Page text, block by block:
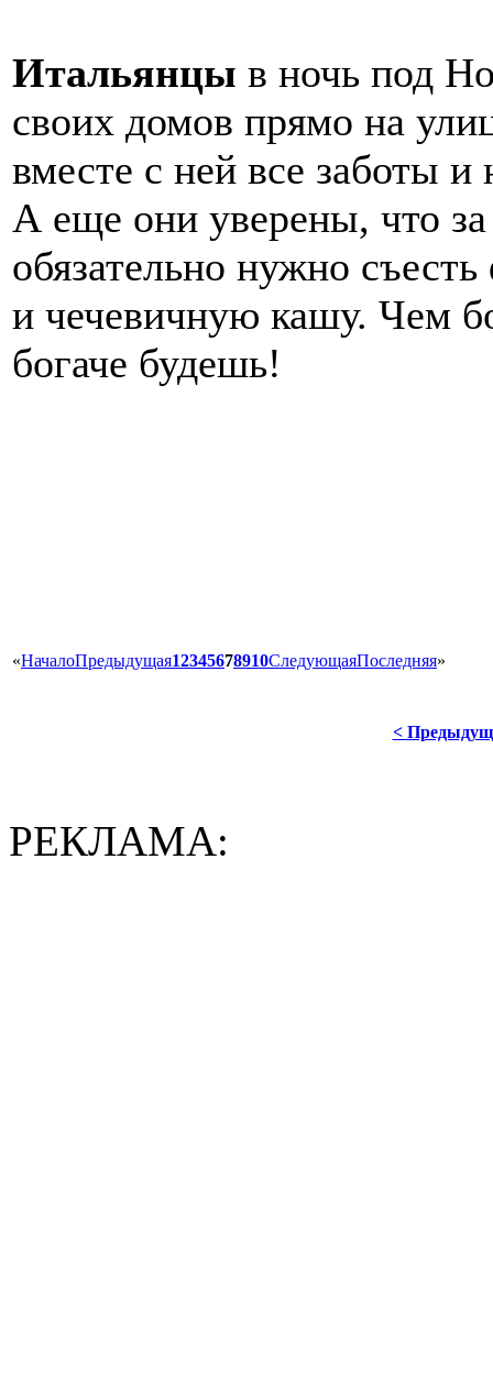
Итальянцы в ночь под
своих домов прямо на
вместе с ней все заботы и
А еще они уверены, что
обязательно нужно
и чечевичную кашу. Чем
богаче будешь!
«НачалоПредыдущая12345678910СледующаяПоследняя»
<
РЕКЛАМА: